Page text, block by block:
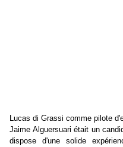
Lucas di Grassi comme pilote
Jaime Alguersuari était un
dispose d'une solide